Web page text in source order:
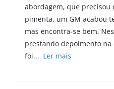
abordagem, que precisou
pimenta, um GM acabou
mas encontra-se bem.
prestando depoimento na
foi... Ler mais